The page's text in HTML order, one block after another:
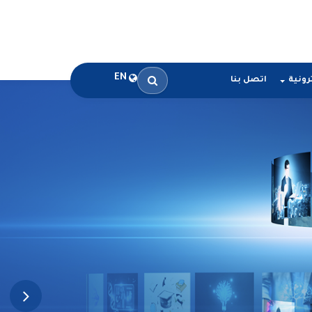
اتصل بنا EN